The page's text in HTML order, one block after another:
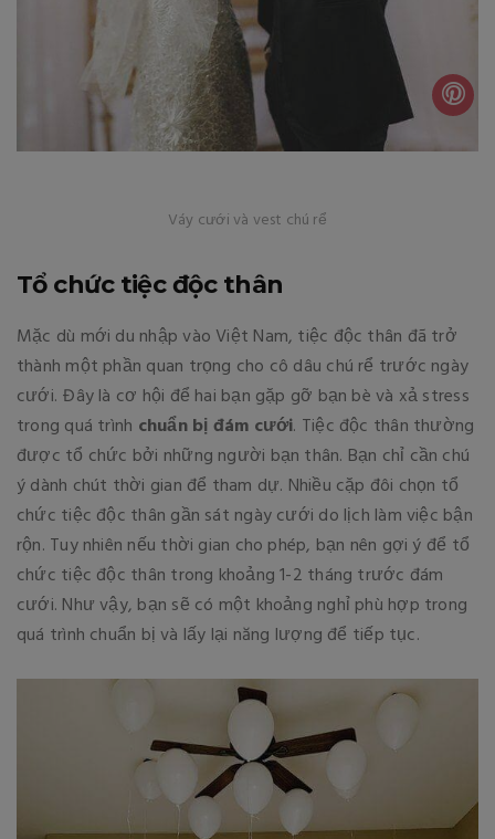
Váy cưới và vest chú rể
Tổ chức tiệc độc thân
Mặc dù mới du nhập vào Việt Nam, tiệc độc thân đã trở
thành một phần quan trọng cho cô dâu chú rể trước ngày
cưới. Đây là cơ hội để hai bạn gặp gỡ bạn bè và xả stress
trong quá trình chuẩn bị đám cưới. Tiệc độc thân thường
được tổ chức bởi những người bạn thân. Bạn chỉ cần chú
ý dành chút thời gian để tham dự. Nhiều cặp đôi chọn tổ
chức tiệc độc thân gần sát ngày cưới do lịch làm việc bận
rộn. Tuy nhiên nếu thời gian cho phép, bạn nên gợi ý để tổ
chức tiệc độc thân trong khoảng 1-2 tháng trước đám
cưới. Như vậy, bạn sẽ có một khoảng nghỉ phù hợp trong
quá trình chuẩn bị và lấy lại năng lượng để tiếp tục.